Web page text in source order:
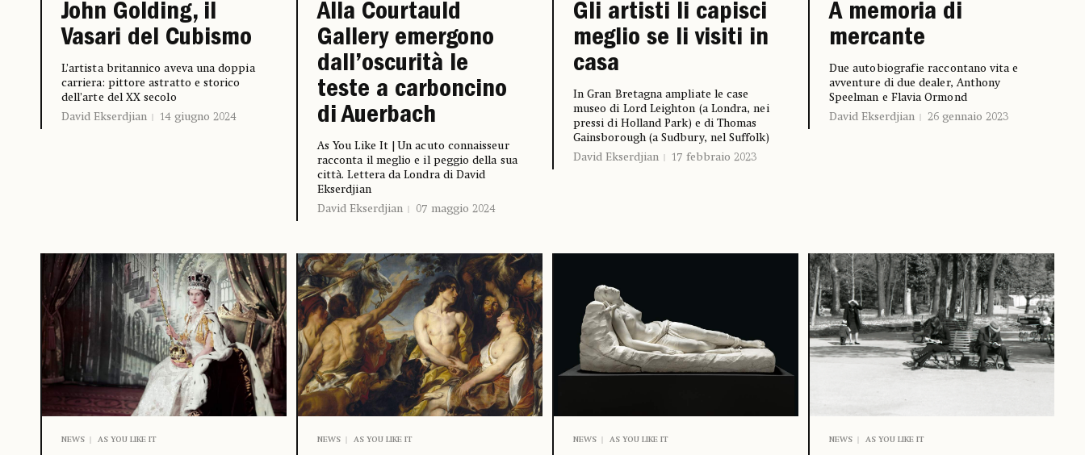
John Golding, il
Vasari del Cubismo
L’artista britannico aveva una doppia
carriera: pittore astratto e storico
dell’arte del XX secolo
David Ekserdjian
14 giugno 2024
Alla Courtauld
Gallery emergono
dall’oscurità le
teste a carboncino
di Auerbach
As You Like It | Un acuto connaisseur
racconta il meglio e il peggio della sua
città. Lettera da Londra di David
Ekserdjian
David Ekserdjian
07 maggio 2024
Gli artisti li capisci
meglio se li visiti in
casa
In Gran Bretagna ampliate le case
museo di Lord Leighton (a Londra, nei
pressi di Holland Park) e di Thomas
Gainsborough (a Sudbury, nel Suffolk)
David Ekserdjian
17 febbraio 2023
A memoria di
mercante
Due autobiografie raccontano vita e
avventure di due dealer, Anthony
Speelman e Flavia Ormond
David Ekserdjian
26 gennaio 2023
NEWS AS YOU LIKE IT NEWS AS YOU LIKE IT NEWS AS YOU LIKE IT NEWS AS YOU LIKE IT